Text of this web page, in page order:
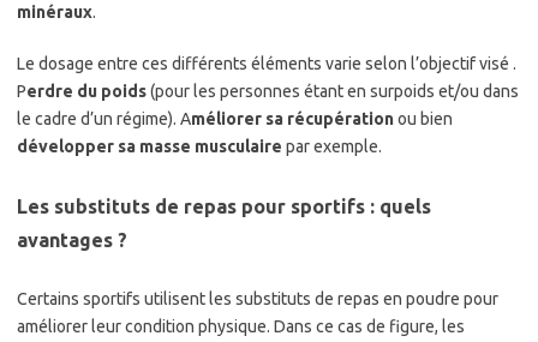
minéraux.
Le dosage entre ces différents éléments varie selon l’objectif visé .
Perdre du poids(pour les personnes étant en surpoids et/ou dans
le cadre d’un régime). Améliorer sa récupérationou bien
développer sa masse musculaire par exemple.
Les substituts de repas pour sportifs : quels
avantages ?
Certains sportifs utilisent les substituts de repas en poudre pour
améliorer leur condition physique. Dans ce cas de figure, les